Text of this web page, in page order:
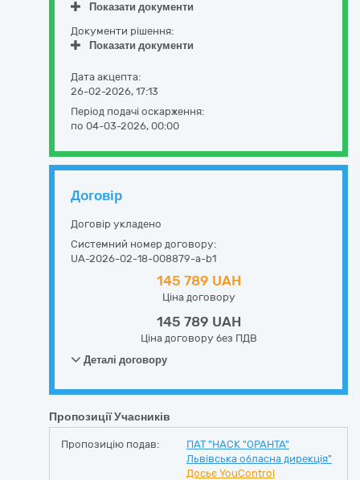
Показати документи
Документи рішення:
Показати документи
Дата акцепта:
26-02-2026, 17:13
Період подачі оскарження:
по 04-03-2026, 00:00
Договір
Договір укладено
Системний номер договору:
UA-2026-02-18-008879-a-b1
145 789 UAH
Ціна договору
145 789 UAH
Ціна договору без ПДВ
Деталі договору
Пропозиції Учасників
Пропозицію подав:
ПАТ "НАСК "ОРАНТА"
Львівська обласна дирекція"
Досьє YouControl